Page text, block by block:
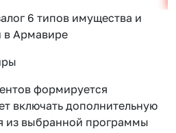
6 типов имущества и
в Армавире
формируется
включать дополнительную
из выбранной программы